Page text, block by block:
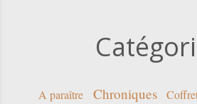
A paraître Chroniques